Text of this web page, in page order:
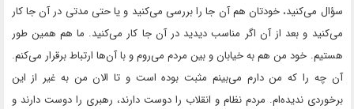
سؤال می‌کنید، خودتان هم آن جا را بررسی می‌کنید و یا حتی مدتی در آن جا کار
می‌کنید و بعد از آن اگر مناسب دیدید در آن جا کار می‌کنید. ما هم همین طور
هستیم. خود من هم به خیابان و بین مردم می‌روم و با آن‌ها ارتباط برقرار می‌کنم.
آن چه را که من دارم می‌بینم مثبت بوده است و تا الان من به غیر از این
برخوردی ندیده‌ام. مردم نظام و انقلاب را دوست دارند، رهبری را دوست دارند و